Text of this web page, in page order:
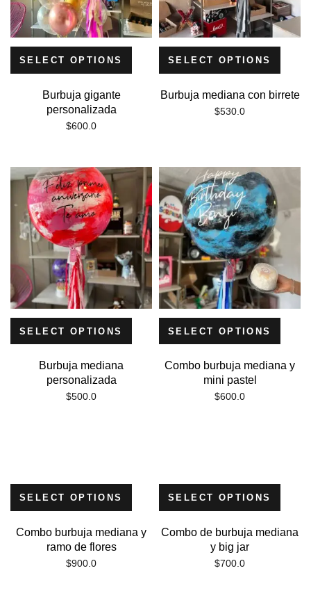
SELECT OPTIONS
Burbuja gigante
personalizada
$600.0
SELECT OPTIONS
Burbuja mediana con birrete
$530.0
SELECT OPTIONS
Burbuja mediana
personalizada
$500.0
SELECT OPTIONS
Combo burbuja mediana y
mini pastel
$600.0
SELECT OPTIONS
Combo burbuja mediana y
ramo de flores
$900.0
SELECT OPTIONS
Combo de burbuja mediana
y big jar
$700.0